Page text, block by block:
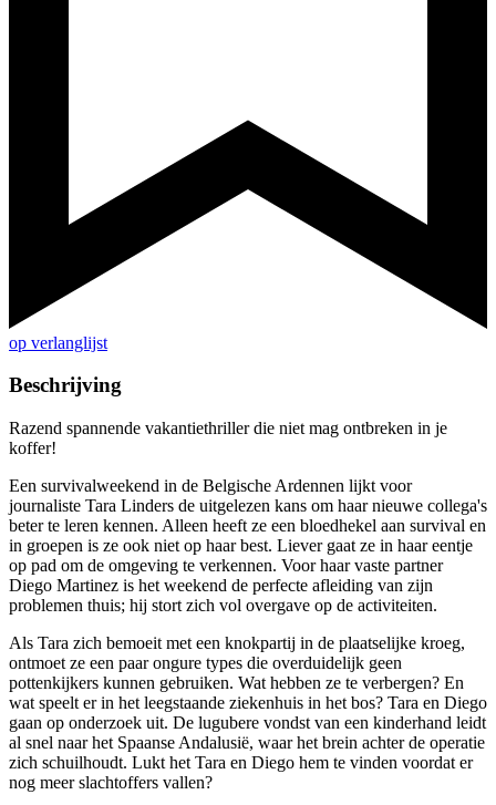
op verlanglijst
Beschrijving
Razend spannende vakantiethriller die niet mag ontbreken in je
koffer!
Een survivalweekend in de Belgische Ardennen lijkt voor
journaliste Tara Linders de uitgelezen kans om haar nieuwe collega's
beter te leren kennen. Alleen heeft ze een bloedhekel aan survival en
in groepen is ze ook niet op haar best. Liever gaat ze in haar eentje
op pad om de omgeving te verkennen. Voor haar vaste partner
Diego Martinez is het weekend de perfecte afleiding van zijn
problemen thuis; hij stort zich vol overgave op de activiteiten.
Als Tara zich bemoeit met een knokpartij in de plaatselijke kroeg,
ontmoet ze een paar ongure types die overduidelijk geen
pottenkijkers kunnen gebruiken. Wat hebben ze te verbergen? En
wat speelt er in het leegstaande ziekenhuis in het bos? Tara en Diego
gaan op onderzoek uit. De lugubere vondst van een kinderhand leidt
al snel naar het Spaanse Andalusië, waar het brein achter de operatie
zich schuilhoudt. Lukt het Tara en Diego hem te vinden voordat er
nog meer slachtoffers vallen?